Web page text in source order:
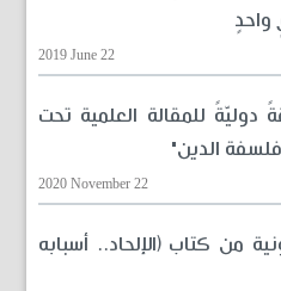
واحدٍ
2019 June 22
دوليّةً للمقالة العلمية تحت
الدين"
2020 November 22
من كتاب (الإلحاد.. أسبابه